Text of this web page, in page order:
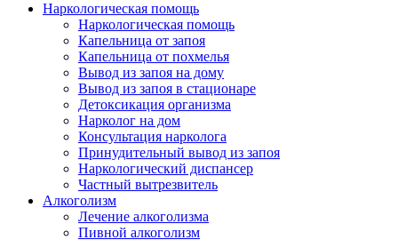
Наркологическая помощь
Наркологическая помощь
Капельница от запоя
Капельница от похмелья
Вывод из запоя на дому
Вывод из запоя в стационаре
Детоксикация организма
Нарколог на дом
Консультация нарколога
Принудительный вывод из запоя
Наркологический диспансер
Частный вытрезвитель
Алкоголизм
Лечение алкоголизма
Пивной алкоголизм